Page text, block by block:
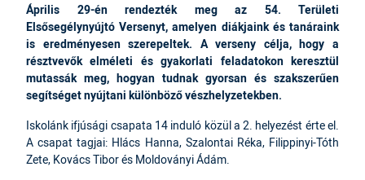
Április 29-én rendezték meg az 54. Területi
Elsősegélynyújtó Versenyt, amelyen diákjaink és tanáraink
is eredményesen szerepeltek. A verseny célja, hogy a
résztvevők elméleti és gyakorlati feladatokon keresztül
mutassák meg, hogyan tudnak gyorsan és szakszerűen
segítséget nyújtani különböző vészhelyzetekben.
Iskolánk ifjúsági csapata 14 induló közül a 2. helyezést érte el.
A csapat tagjai: Hlács Hanna, Szalontai Réka, Filippinyi-Tóth
Zete, Kovács Tibor és Moldoványi Ádám.